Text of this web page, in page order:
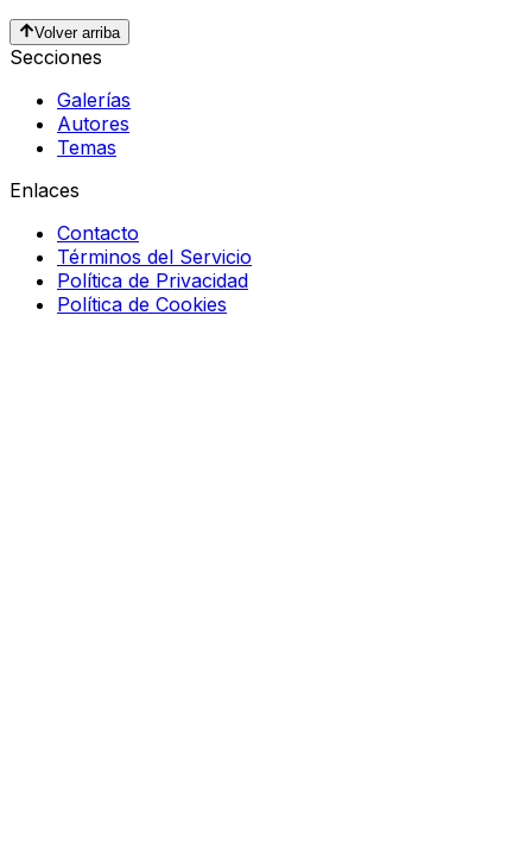
Volver arriba
Secciones
Galerías
Autores
Temas
Enlaces
Contacto
Términos del Servicio
Política de Privacidad
Política de Cookies